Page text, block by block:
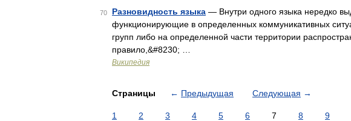
70 Разновидность языка — Внутри одного языка нередко
функционирующие в определенных коммуникативных
групп либо на определенной части территории
правило,&#8230; …
Википедия
Страницы ← Предыдущая Следующая →
1 2 3 4 5 6 7 8 9